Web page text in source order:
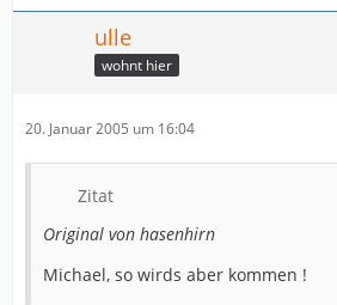
ulle
wohnt hier
20. Januar 2005 um 16:04
Zitat
Original von hasenhirn
Michael, so wirds aber kommen !